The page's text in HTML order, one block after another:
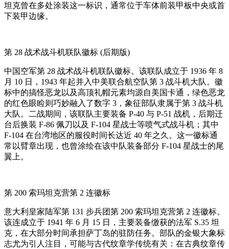
坦克曾在多处涂装这一标识，通常位于车体前装甲板中央或首
下装甲边缘。
第 28 战术战斗机联队徽标 (后期版)
中国空军第 28 战术战斗机联队徽标。该联队成立于 1936 年 8
月 10 日，1943 年起并入中美联合航空队第 3 战斗机大队。徽
标中的搞怪恶龙以及高顶礼帽元素均源自美国卡通，绿色恶龙
的红色眼睑则巧妙融入了数字 3，象征部队隶属于第 3 战斗机
大队。二战期间，该联队主要装备 P-40 与 P-51 战机，后期迁
台后换装 F-86 佩刀以及 F-104 星战士等喷气式战斗机；其中
F-104 在台湾地区的服役时间长达近 40 年之久。这一徽标通
常以臂章出现，也曾涂绘在该中队装备部分 F-104 星战士的尾
翼上。
第 200 索玛坦克营第 2 连徽标
意大利皇家陆军第 131 步兵团第 200 索玛坦克营第 2 连徽标。
该连成立于 1941 年 6 月 15 日，主要装备缴获的法军 S.35 坦
克，在大部分时间承担萨丁岛的驻防任务。部队的金银大象标
志尤为引人注目，可能与古代纹章学传统有关：在古典纹章传